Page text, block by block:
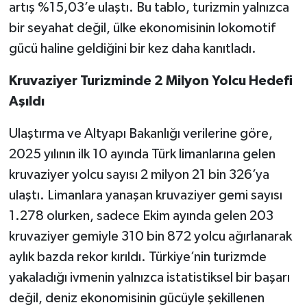
artış %15,03’e ulaştı. Bu tablo, turizmin yalnızca
bir seyahat değil, ülke ekonomisinin lokomotif
gücü haline geldiğini bir kez daha kanıtladı.
Kruvaziyer Turizminde 2 Milyon Yolcu Hedefi
Aşıldı
Ulaştırma ve Altyapı Bakanlığı verilerine göre,
2025 yılının ilk 10 ayında Türk limanlarına gelen
kruvaziyer yolcu sayısı 2 milyon 21 bin 326’ya
ulaştı. Limanlara yanaşan kruvaziyer gemi sayısı
1.278 olurken, sadece Ekim ayında gelen 203
kruvaziyer gemiyle 310 bin 872 yolcu ağırlanarak
aylık bazda rekor kırıldı. Türkiye’nin turizmde
yakaladığı ivmenin yalnızca istatistiksel bir başarı
değil, deniz ekonomisinin gücüyle şekillenen